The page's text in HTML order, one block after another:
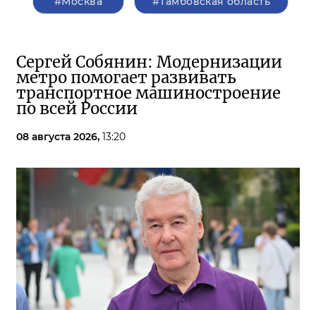
Сергей Собянин: Модернизации
метро помогает развивать
транспортное машиностроение
по всей России
08 августа 2026, 13:20